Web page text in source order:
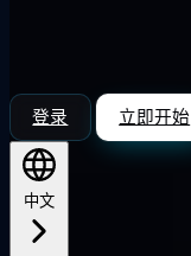
登录 立即开始
中文